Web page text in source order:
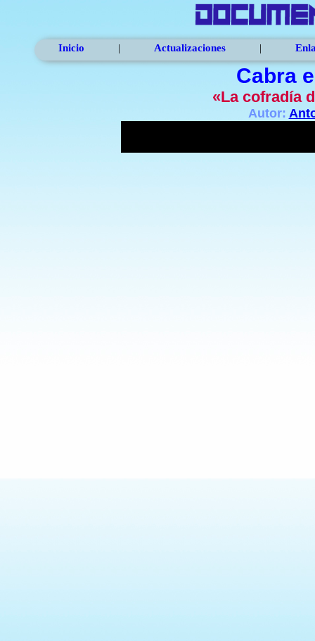
Inicio | Actualizaciones |
Cabra
«La cofradía
Autor: